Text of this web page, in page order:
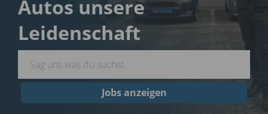
Autos unsere
Leidenschaft
Jobs anzeigen